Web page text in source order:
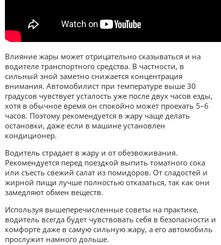
Влияние жары может отрицательно сказываться и на
водителе транспортного средства. В частности, в
сильный зной заметно снижается концентрация
внимания. Автомобилист при температуре выше 30
градусов чувствует усталость уже после двух часов езды,
хотя в обычное время он спокойно может проехать 5–6
часов. Поэтому рекомендуется в жару чаще делать
остановки, даже если в машине установлен
кондиционер.
Водитель страдает в жару и от обезвоживания.
Рекомендуется перед поездкой выпить томатного сока
или съесть свежий салат из помидоров. От сладостей и
жирной пищи лучше полностью отказаться, так как они
замедляют обмен веществ.
Используя вышеперечисленные советы на практике,
водитель всегда будет чувствовать себя в безопасности и
комфорте даже в самую сильную жару, а его автомобиль
прослужит намного дольше.